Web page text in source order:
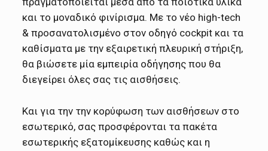
και το μοναδικό φινίρισμα. Με το νέο high-tech
& προσανατολισμένο στον οδηγό cockpit και τα
καθίσματα με την εξαιρετική πλευρική στήριξη,
θα βιώσετε μία εμπειρία οδήγησης που θα
διεγείρει όλες σας τις αισθήσεις.
Και για την την κορύφωση των αισθήσεων στο
εσωτερικό, σας προσφέρονται τα πακέτα
εσωτερικής εξατομίκευσης καθώς και η